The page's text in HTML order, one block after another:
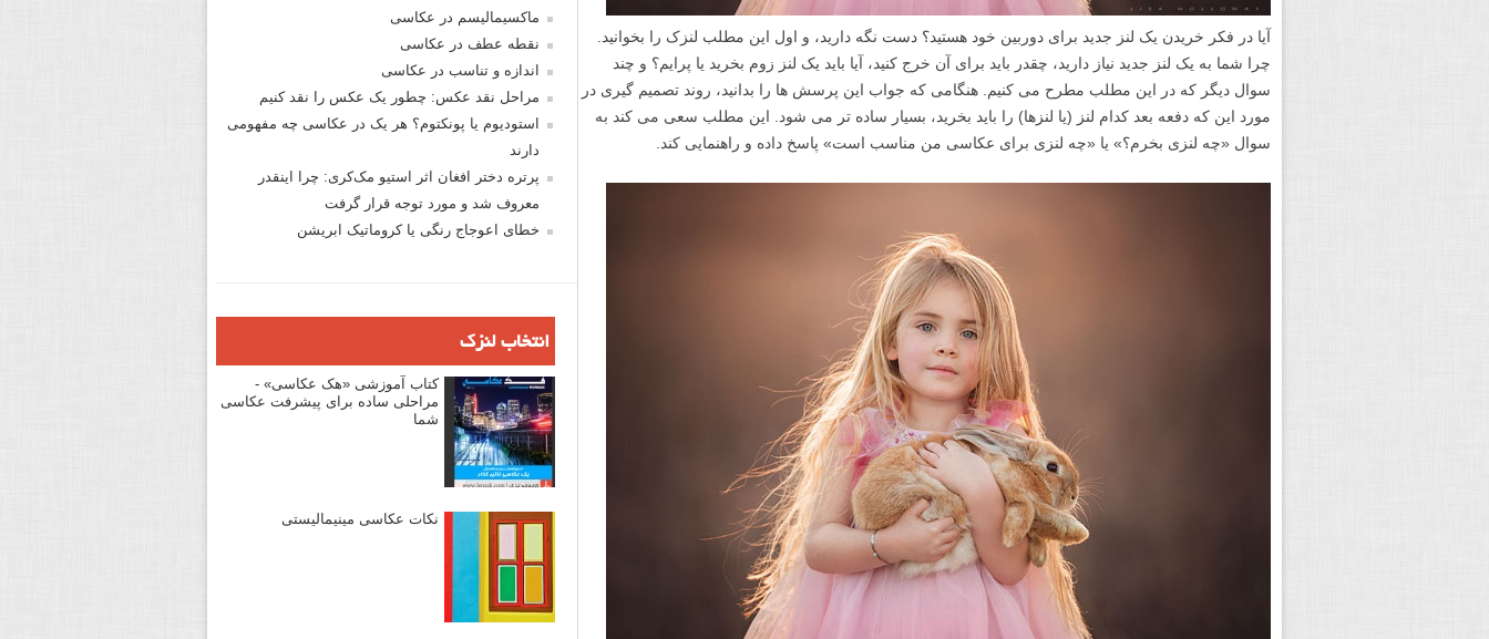
آیا در فکر خریدن یک لنز جدید برای دوربین خود هستید؟ دست نگه دارید، و اول این مطلب لنزک را بخوانید.
چرا شما به یک لنز جدید نیاز دارید، چقدر باید برای آن خرج کنید، آیا باید یک لنز زوم بخرید یا پرایم؟ و چند
سوال دیگر که در این مطلب مطرح می کنیم. هنگامی که جواب این پرسش ها را بدانید، روند تصمیم گیری در
مورد این که دفعه بعد کدام لنز (یا لنزها) را باید بخرید، بسیار ساده تر می شود. این مطلب سعی می کند به
سوال «چه لنزی بخرم؟» یا «چه لنزی برای عکاسی من مناسب است» پاسخ داده و راهنمایی کند.
ماکسیمالیسم در عکاسی
نقطه عطف در عکاسی
اندازه و تناسب در عکاسی
مراحل نقد عکس: چطور یک عکس را نقد کنیم
استودیوم یا پونکتوم؟ هر یک در عکاسی چه مفهومی
دارند
پرتره دختر افغان اثر استیو مک‌کری: چرا اینقدر
معروف شد و مورد توجه قرار گرفت
خطای اعوجاج رنگی یا کروماتیک ابریشن
انتخاب لنزک
کتاب آموزشی «هک عکاسی» -
مراحلی ساده برای پیشرفت عکاسی
شما
نکات عکاسی مینیمالیستی